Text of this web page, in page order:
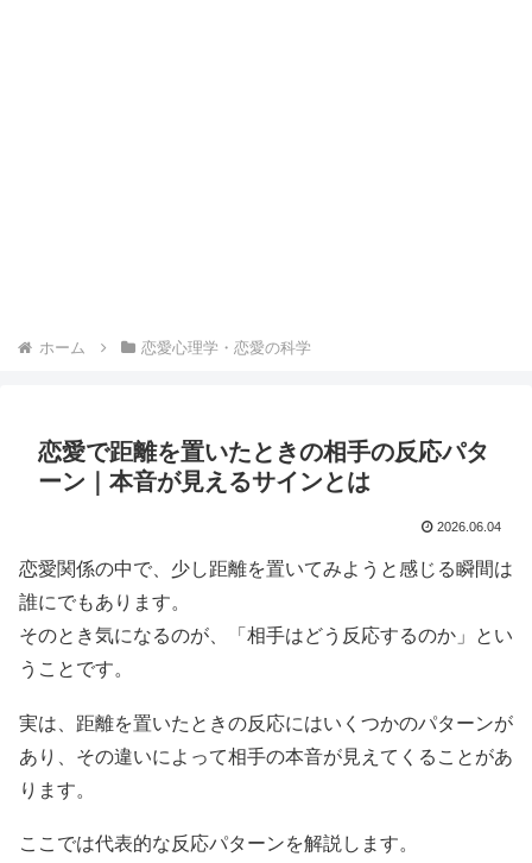
ホーム 恋愛心理学・恋愛の科学
恋愛で距離を置いたときの相手の反応パタ
ーン｜本音が見えるサインとは
2026.06.04
恋愛関係の中で、少し距離を置いてみようと感じる瞬間は
誰にでもあります。
そのとき気になるのが、「相手はどう反応するのか」とい
うことです。
実は、距離を置いたときの反応にはいくつかのパターンが
あり、その違いによって相手の本音が見えてくることがあ
ります。
ここでは代表的な反応パターンを解説します。